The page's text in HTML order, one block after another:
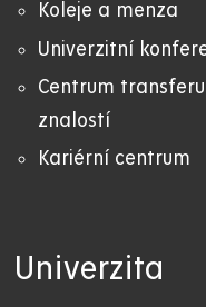
Koleje a menza
Univerzitní
Centrum
znalostí
Kariérní centrum
Univerzita